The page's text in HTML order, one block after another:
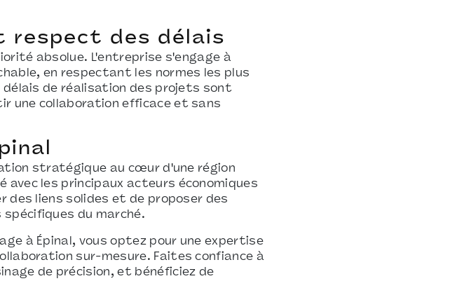
respect des délais
absolue. L'entreprise s'engage à
en respectant les normes les plus
de réalisation des projets sont
une collaboration efficace et sans
stratégique au cœur d'une région
les principaux acteurs économiques
liens solides et de proposer des
du marché.
à Épinal, vous optez pour une expertise
sur-mesure. Faites confiance à
de précision, et bénéficiez de